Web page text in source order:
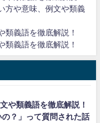
方や意味、例文や類義
類義語を徹底解説！
類義語を徹底解説！
や類義語を徹底解説！
の？」って質問された話